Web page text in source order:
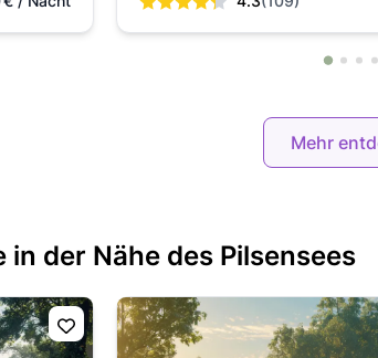
Mehr
der Nähe des Pilsensees